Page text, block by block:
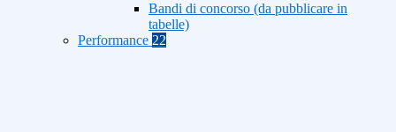
Bandi di concorso (da pubblicare in
tabelle)
Performance 22